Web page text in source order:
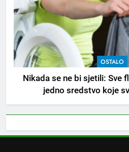
OSTALO
Nikada se ne bi sjetili: Sve
jedno sredstvo koje
Tračevi
tri znaka
OSTALO
8
Piće od smreke
napitak
kod
OSTALO
1